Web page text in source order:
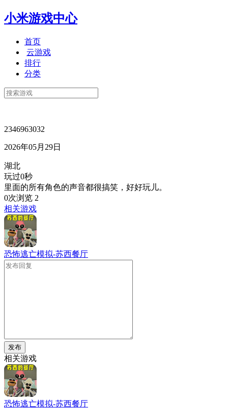
小米游戏中心
首页
云游戏
排行
分类
2346963032
2026年05月29日
湖北
玩过0秒
里面的所有角色的声音都很搞笑，好好玩儿。
0次浏览 2
相关游戏
恐怖逃亡模拟-苏西餐厅
发布
相关游戏
恐怖逃亡模拟-苏西餐厅